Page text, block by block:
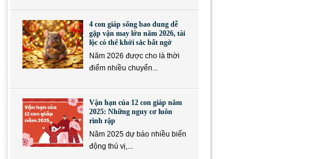
4 con giáp sống bao dung dễ
gặp vận may lớn năm 2026, tài
lộc có thể khởi sắc bất ngờ
Năm 2026 được cho là thời
điểm nhiều chuyển...
Vận hạn của 12 con giáp năm
2025: Những nguy cơ luôn
rình rập
Năm 2025 dự báo nhiều biến
động thú vị,...